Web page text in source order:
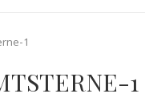
1
1